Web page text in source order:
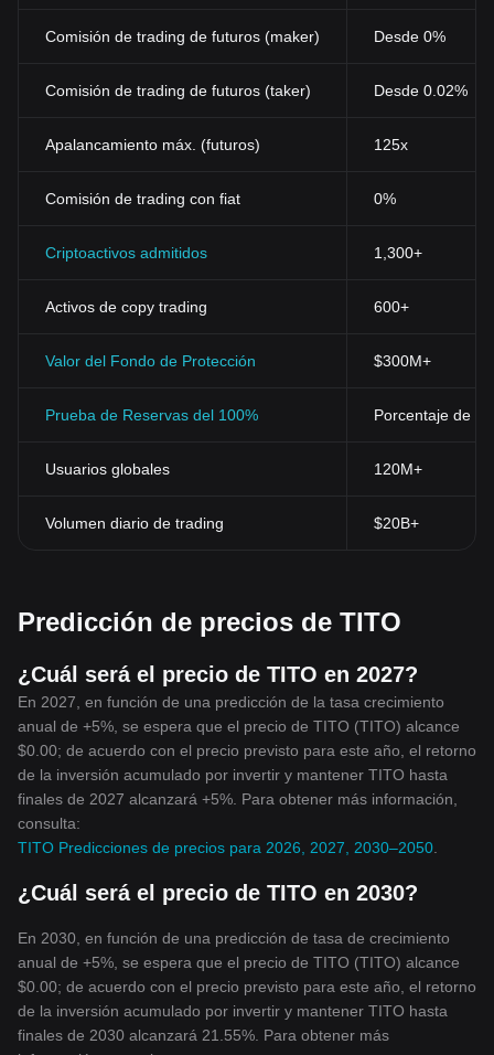
Comisión de trading de futuros (maker) Desde 0%
Comisión de trading de futuros (taker) Desde 0.02%
Apalancamiento máx. (futuros) 125x
Comisión de trading con fiat 0%
Criptoactivos admitidos 1,300+
Activos de copy trading 600+
Valor del Fondo de Protección $300M+
Prueba de Reservas del 100% Porcentaje de
Usuarios globales 120M+
Volumen diario de trading $20B+
Predicción de precios de TITO
¿Cuál será el precio de TITO en 2027?
En 2027, en función de una predicción de la tasa crecimiento
anual de +5%, se espera que el precio de TITO (TITO) alcance
$0.00; de acuerdo con el precio previsto para este año, el retorno
de la inversión acumulado por invertir y mantener TITO hasta
finales de 2027 alcanzará +5%. Para obtener más información,
consulta:
TITO Predicciones de precios para 2026, 2027, 2030–2050
¿Cuál será el precio de TITO en 2030?
En 2030, en función de una predicción de tasa de crecimiento
anual de +5%, se espera que el precio de TITO (TITO) alcance
$0.00; de acuerdo con el precio previsto para este año, el retorno
de la inversión acumulado por invertir y mantener TITO hasta
finales de 2030 alcanzará 21.55%. Para obtener más